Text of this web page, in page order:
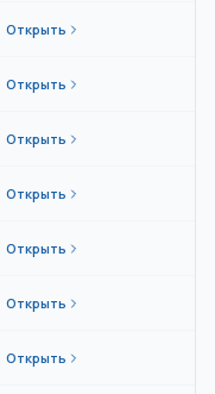
Открыть
Открыть
Открыть
Открыть
Открыть
Открыть
Открыть